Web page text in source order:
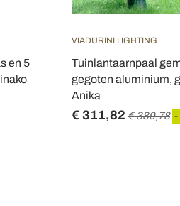
en 5
VIADURINI LIGHTING
Tuinlantaarnpaal
gegoten aluminium,
Anika
€ 311,82 € 389,78 -